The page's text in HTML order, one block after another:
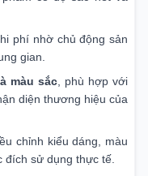
phí nhờ chủ động sản
gian.
màu sắc , phù hợp với
diện thương hiệu của
chỉnh kiểu dáng, màu
sử dụng thực tế.